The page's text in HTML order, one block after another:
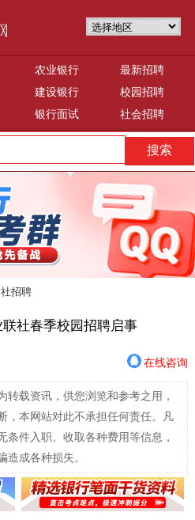
农业银行
最新招聘
建设银行
校园招聘
银行面试 社会招聘
招聘
社春季校园招聘启事
在线咨询
转载资讯，供您浏览和参考之用，
，本网站对此不承担任何责任。凡
条件入职、收取各种费用等信息，
造成各种损失。